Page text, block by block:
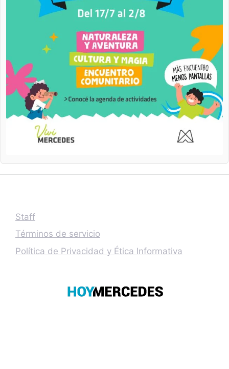
Staff
Términos de servicio
Política de Privacidad y Ética Informativa